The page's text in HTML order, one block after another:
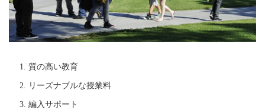
質の高い教育
リーズナブルな授業料
編入サポート